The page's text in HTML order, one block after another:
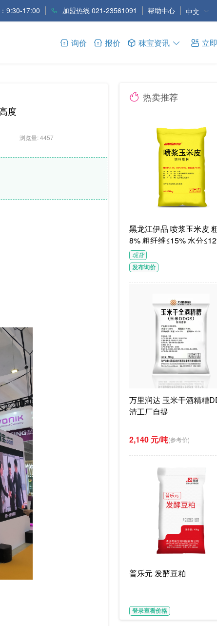
9:30-17:00 加盟热线 021-23561091 帮助中心 中文
询价 报价 秣宝资讯 立
度
浏览量: 4457
热卖推荐
黑龙江伊品 喷浆玉米皮 粗蛋白≥1
8% 粗纤维≤15% 水分
G/袋饲料级褐色或浅褐
体
现货
发布询价
万里润达 玉米干酒精糟
清工厂自提
2,140 元/吨(参考价)
普乐元 发酵豆粕
登录查看价格